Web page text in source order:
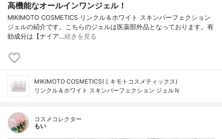
高機能なオールインワンジェル！
MIKIMOTO COSMETICS リンクル＆ホワイト スキンパーフェクション
ジェルの紹介です。こちらのジェルは医薬部外品となっております。有
効成分は【ナイア…続きを見る
MIKIMOTO COSMETICS(ミキモトコスメティックス)
リンクル＆ホワイト スキンパーフェクション ジェルＮ
コスメコレクター
もい